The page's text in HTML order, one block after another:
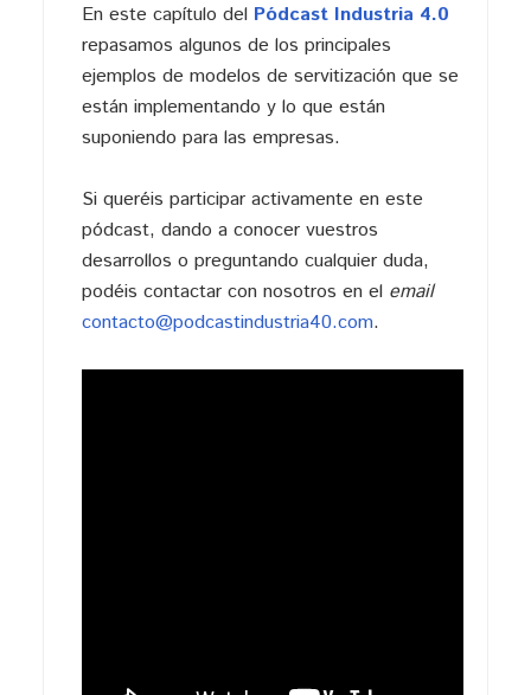
En este capítulo del Pódcast Industria 4.0
repasamos algunos de los principales
ejemplos de modelos de servitización que se
están implementando y lo que están
suponiendo para las empresas.
Si queréis participar activamente en este
pódcast, dando a conocer vuestros
desarrollos o preguntando cualquier duda,
podéis contactar con nosotros en el email
contacto@podcastindustria40.com.